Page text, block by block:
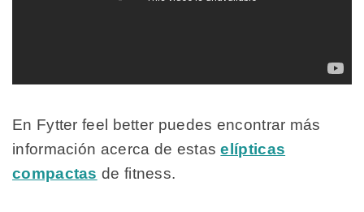
En Fytter feel better puedes encontrar más
información acerca de estaselípticas
compactas de fitness.